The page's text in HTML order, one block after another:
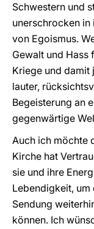
Schwestern und
unerschrocken in
von Egoismus.
Gewalt und Hass
Kriege und damit
lauter,
Begeisterung an
gegenwärtige
Auch ich möchte
Kirche hat
sie und ihre
Lebendigkeit,
Sendung
können. Ich